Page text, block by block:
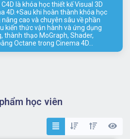
là khóa học thiết kế Visual 3D
4D.+Sau khi hoàn thành khóa học
cao và chuyên sâu về phần
kiến thức vận hành và ứng dụng
thành thạo MoGraph, Shader,
Octane trong Cinema 4D…
học viên